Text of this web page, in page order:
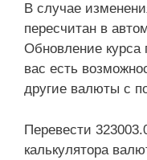
В случае
пересчитан в
Обновление курса
вас есть
другие валюты с
Перевести
калькулятора